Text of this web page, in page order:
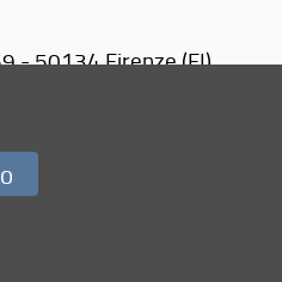
- 50134 Firenze (FI)
disia(AT)pec.unifi.it